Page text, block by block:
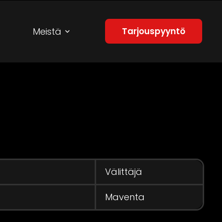
Meistä Tarjouspyyntö
Välittäjä
Maventa